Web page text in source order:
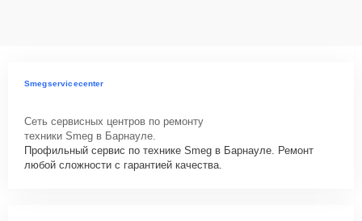
Для запуска процесса ремонта варочной панели Smeg SE660-1
проконсультируют по всем необходимым вопросам, запишут на
диагностику, подскажут с вариантами курьерской доставки или
оформят выезд мастера в удобное время и место.
Smegservicecenter
Сеть сервисных центров по ремонту
техники Smeg в Барнауле.
Профильный сервис по технике Smeg в Барнауле. Ремонт
любой сложности с гарантией качества.